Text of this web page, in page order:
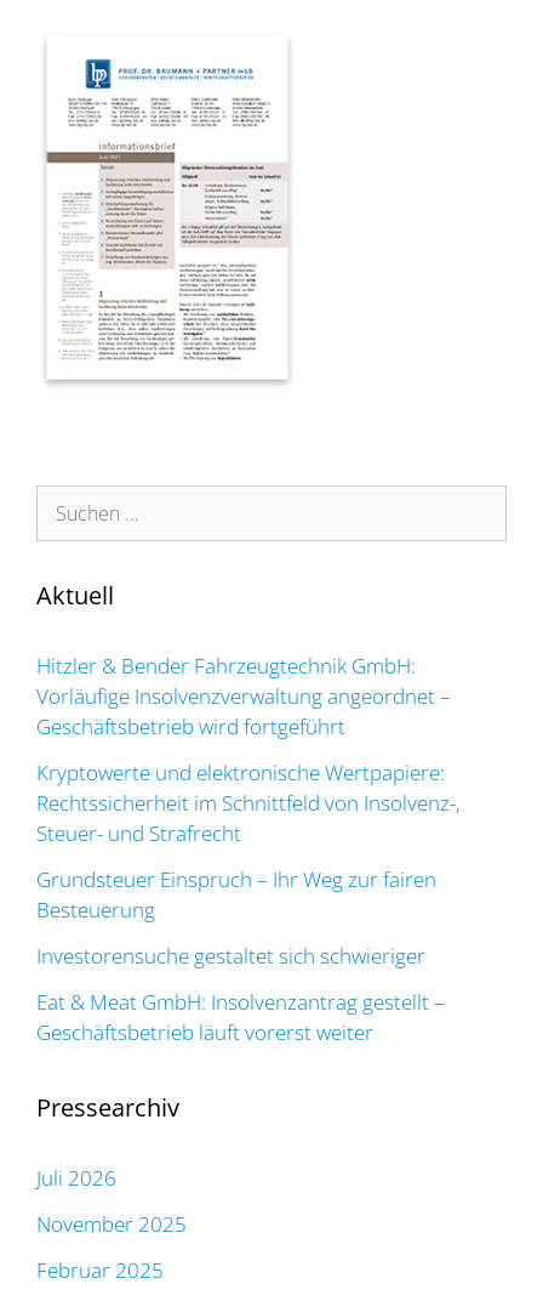
Suchen
nach:
Aktuell
Hitzler & Bender Fahrzeugtechnik GmbH:
Vorläufige Insolvenzverwaltung angeordnet –
Geschäftsbetrieb wird fortgeführt
Kryptowerte und elektronische Wertpapiere:
Rechtssicherheit im Schnittfeld von Insolvenz-,
Steuer- und Strafrecht
Grundsteuer Einspruch – Ihr Weg zur fairen
Besteuerung
Investorensuche gestaltet sich schwieriger
Eat & Meat GmbH: Insolvenzantrag gestellt –
Geschäftsbetrieb läuft vorerst weiter
Pressearchiv
Juli 2026
November 2025
Februar 2025